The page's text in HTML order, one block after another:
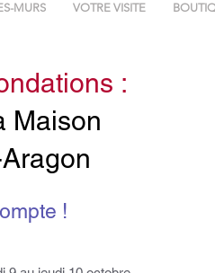
MURS VOTRE VISITE
:
Maison
!